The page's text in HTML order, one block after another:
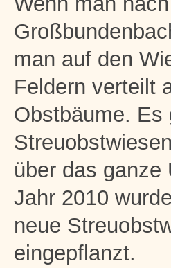
man auf den
Feldern verteilt
Obstbäume. Es
über das ganze
Jahr 2010
neue
eingepflanzt.